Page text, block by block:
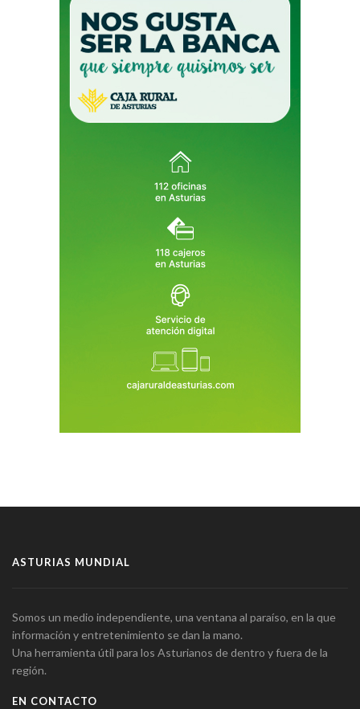
ASTURIAS MUNDIAL
Somos un medio independiente, una ventana al paraíso, en la que
información y entretenimiento se dan la mano.
Una herramienta útil para los Asturianos de dentro y fuera de la
región.
EN CONTACTO